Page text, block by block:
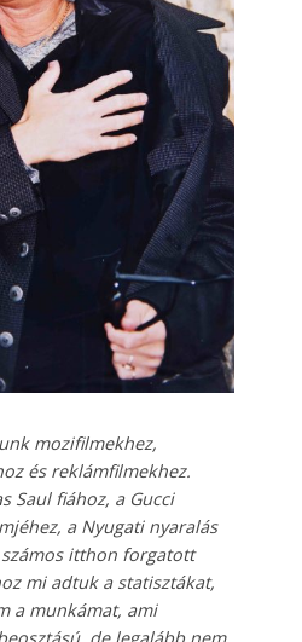
mozifilmekhez,
és reklámfilmekhez.
Saul fiához, a Gucci
a Nyugati nyaralás
itthon forgatott
mi adtuk a statisztákat,
a munkámat, ami